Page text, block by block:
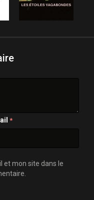
*
et mon site dans le